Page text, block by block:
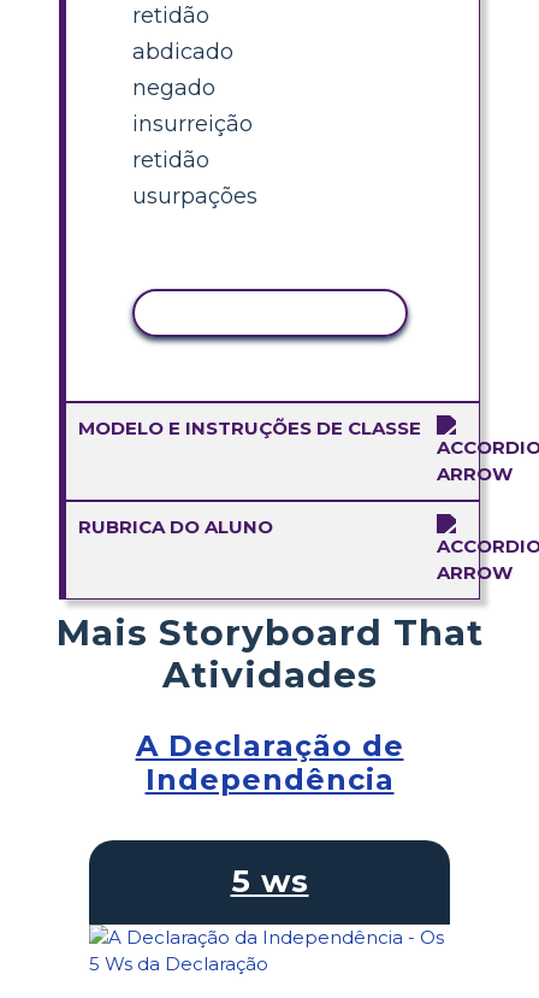
retidão
abdicado
negado
insurreição
retidão
usurpações
MODELO E INSTRUÇÕES DE CLASSE
RUBRICA DO ALUNO
Mais Storyboard That
Atividades
A Declaração de
Independência
5 ws